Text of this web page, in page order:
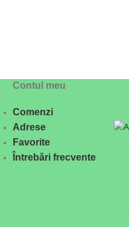
Contul meu
Comenzi
Adrese
Favorite
Întrebări frecvente